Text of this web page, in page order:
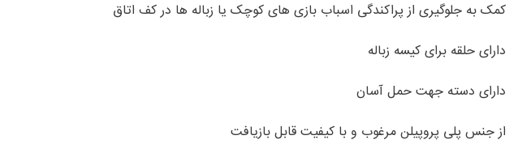
کمک به جلوگیری از پراکندگی اسباب بازی های کوچک یا زباله ها در کف اتاق
دارای حلقه برای کیسه زباله
دارای دسته جهت حمل آسان
از جنس پلی پروپیلن مرغوب و با کیفیت قابل بازیافت